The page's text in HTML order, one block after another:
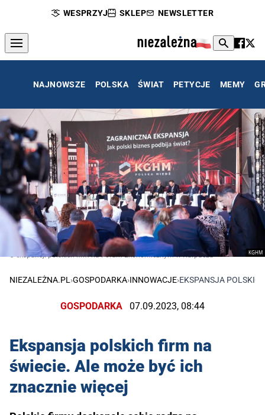
WESPRZYJ SKLEP NEWSLETTER
NAJNOWSZE POLSKA ŚWIAT PETYCJE MEMY
KGHM
O ekspansji polskich firm na Forum Ekonomicznym w Karpaczu
NIEZALEŻNA.PL ›GOSPODARKA›INNOWACJE›EKSPANSJA
GOSPODARKA 07.09.2023, 08:44
Ekspansja polskich firm na
świecie. Ale może być ich
znacznie więcej